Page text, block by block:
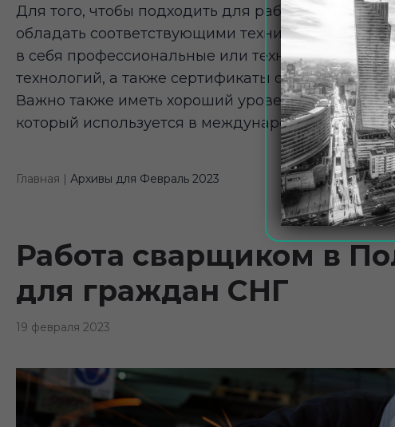
Для того, чтобы подходить для работы в
обладать соответствующими техническими
в себя профессиональные или технические
технологий, а также сертификаты от признанных
Важно также иметь хороший уровень владения
который используется в международном ИТ-
Главная | Архивы для Февраль 2023
Работа сварщиком в
для граждан СНГ
19 февраля 2023